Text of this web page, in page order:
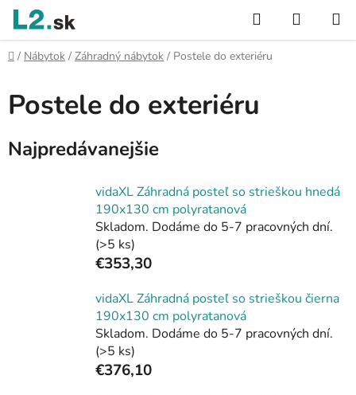
Prejsť
obsah
Hľadať
KOŠÍK
Domov
/ Nábytok / Záhradný nábytok / Postele do exteriéru
Postele do exteriéru
Najpredávanejšie
vidaXL Záhradná posteľ so strieškou hnedá
190x130 cm polyratanová
Skladom. Dodáme do 5-7 pracovných dní.
(>5 ks)
€353,30
vidaXL Záhradná posteľ so strieškou čierna
190x130 cm polyratanová
Skladom. Dodáme do 5-7 pracovných dní.
(>5 ks)
€376,10